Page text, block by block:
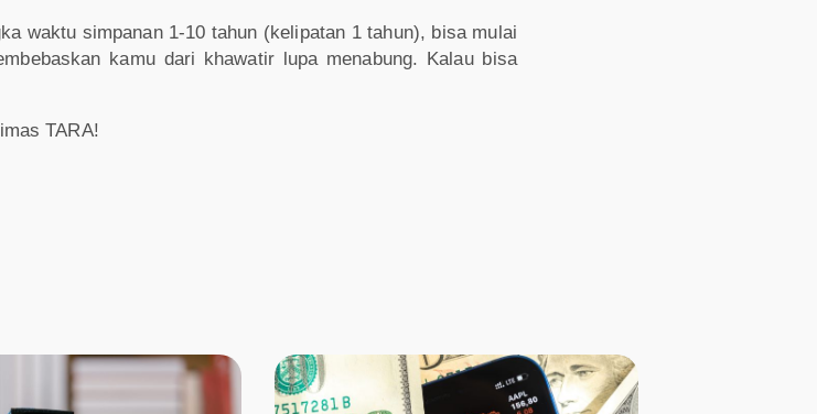
waktu simpanan 1-10 tahun (kelipatan 1 tahun), bisa mulai
kamu dari khawatir lupa menabung. Kalau bisa
TARA!